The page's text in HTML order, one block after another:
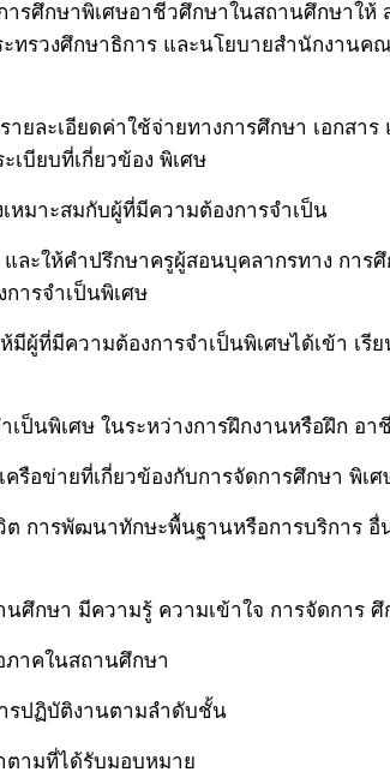
รศึกษาพิเศษอาชีวศึกษาในสถานศึกษาใ
รวงศึกษาธิการ และนโยบายสำนักงาน
ยละเอียดค่าใช้จ่ายทางการศึกษา เอกสา
เบียบที่เกี่ยวข้อง พิเศษ
หมาะสมกับผู้ที่มีความต้องการจำเป็น
ะให้คำปรึกษาครูผู้สอนบุคลากรทาง การ
ารจำเป็นพิเศษ
มีผู้ที่มีความต้องการจำเป็นพิเศษได้เข้า
ป็นพิเศษ ในระหว่างการฝึกงานหรือฝึก อา
รือข่ายที่เกี่ยวข้องกับการจัดการศึกษา พิเ
การพัฒนาทักษะพื้นฐานหรือการบริการ
ศึกษา มีความรู้ ความเข้าใจ การจัดการ
ภาคในสถานศึกษา
รปฏิบัติงานตามลำดับชั้น
ตามที่ได้รับมอบหมาย